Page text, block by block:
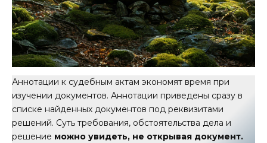
Аннотации к судебным актам экономят время при
изучении документов. Аннотации приведены сразу в
списке найденных документов под реквизитами
решений. Суть требования, обстоятельства дела и
решение можно увидеть, не открывая документ.